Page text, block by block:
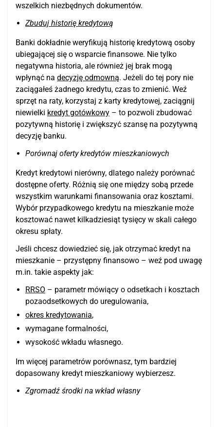
wszelkich niezbędnych dokumentów.
Zbuduj historię kredytową
Banki dokładnie weryfikują historię kredytową osoby
ubiegającej się o wsparcie finansowe. Nie tylko
negatywna historia, ale również jej brak mogą
wpłynąć na decyzję odmowną. Jeżeli do tej pory nie
zaciągałeś żadnego kredytu, czas to zmienić. Weź
sprzęt na raty, korzystaj z karty kredytowej, zaciągnij
niewielki kredyt gotówkowy – to pozwoli zbudować
pozytywną historię i zwiększyć szansę na pozytywną
decyzję banku.
Porównaj oferty kredytów mieszkaniowych
Kredyt kredytowi nierówny, dlatego należy porównać
dostępne oferty. Różnią się one między sobą przede
wszystkim warunkami finansowania oraz kosztami.
Wybór przypadkowego kredytu na mieszkanie może
kosztować nawet kilkadziesiąt tysięcy w skali całego
okresu spłaty.
Jeśli chcesz dowiedzieć się, jak otrzymać kredyt na
mieszkanie – przystępny finansowo – weź pod uwagę
m.in. takie aspekty jak:
RRSO – parametr mówiący o odsetkach i kosztach
pozaodsetkowych do uregulowania,
okres kredytowania,
wymagane formalności,
wysokość wkładu własnego.
Im więcej parametrów porównasz, tym bardziej
dopasowany kredyt mieszkaniowy wybierzesz.
Zgromadź środki na wkład własny